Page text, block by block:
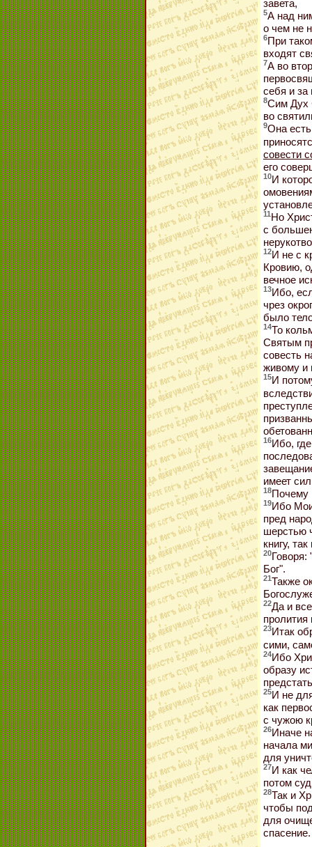
завета,
5А над
о чем не
6При
входят
7А во
себя и за
8Сим Дух
во
9Она
совести
его
10И
11Но
с
12И не с
Кровию,
вечное
13Ибо,
чрез
было
14То
Святым
совесть
живому и
15И
16Ибо,
имеет
18Почему
19Ибо
пред
шерстью
книгу,
20Говоря:
Бог".
21Также
22Да и
23Итак
сими,
24Ибо
образу
25И не
как
с чужою
26Иначе
начала
для
27И как
потом
28Так и
чтобы
для
спасение.